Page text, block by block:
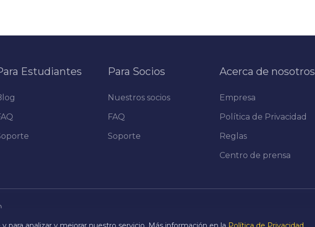
Estudiantes Para Socios
Nuestros socios
FAQ
Soporte
Acerca de nosotros
Empresa
Política de Privacidad
Reglas
Centro de prensa